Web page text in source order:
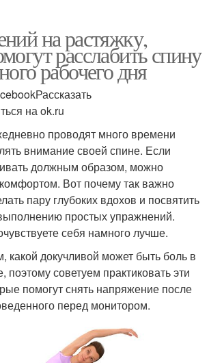
на растяжку,
расслабить спину
рабочего дня
на ok.ru
проводят много времени
внимание своей спине. Если
должным образом, можно
Вот почему так важно
пару глубоких вдохов и посвятить
простых упражнений.
себя намного лучше.
какой докучливой может быть боль в
советуем практиковать эти
помогут снять напряжение после
перед монитором.